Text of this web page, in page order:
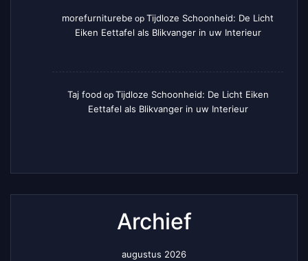
morefurniturebe op Tijdloze Schoonheid: De Licht
Eiken Eettafel als Blikvanger in uw Interieur
Taj food op Tijdloze Schoonheid: De Licht Eiken
Eettafel als Blikvanger in uw Interieur
Archief
augustus 2026